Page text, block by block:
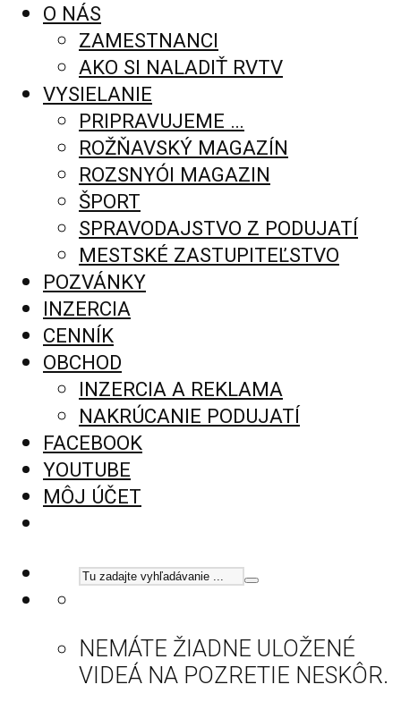
O NÁS
ZAMESTNANCI
AKO SI NALADIŤ RVTV
VYSIELANIE
PRIPRAVUJEME …
ROŽŇAVSKÝ MAGAZÍN
ROZSNYÓI MAGAZIN
ŠPORT
SPRAVODAJSTVO Z PODUJATÍ
MESTSKÉ ZASTUPITEĽSTVO
POZVÁNKY
INZERCIA
CENNÍK
OBCHOD
INZERCIA A REKLAMA
NAKRÚCANIE PODUJATÍ
FACEBOOK
YOUTUBE
MÔJ ÚČET
NEMÁTE ŽIADNE ULOŽENÉ
VIDEÁ NA POZRETIE NESKÔR.